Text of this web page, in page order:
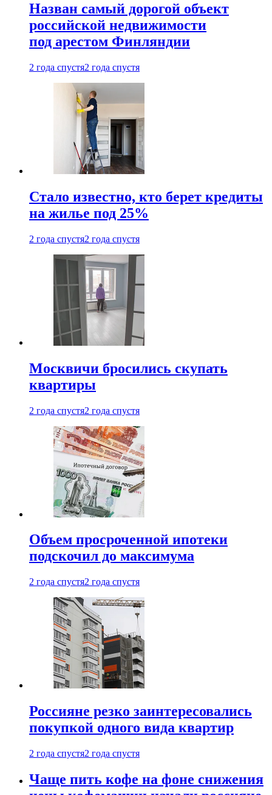
Назван самый дорогой объект
российской недвижимости
под арестом Финляндии
2 года спустя2 года спустя
Стало известно, кто берет кредиты
на жилье под 25%
2 года спустя2 года спустя
Москвичи бросились скупать
квартиры
2 года спустя2 года спустя
Объем просроченной ипотеки
подскочил до максимума
2 года спустя2 года спустя
Россияне резко заинтересовались
покупкой одного вида квартир
2 года спустя2 года спустя
Чаще пить кофе на фоне снижения